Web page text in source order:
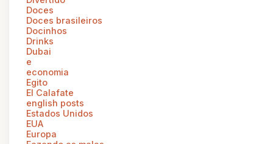
Doces
Doces brasileiros
Docinhos
Drinks
Dubai
e
economia
Egito
El Calafate
english posts
Estados Unidos
EUA
Europa